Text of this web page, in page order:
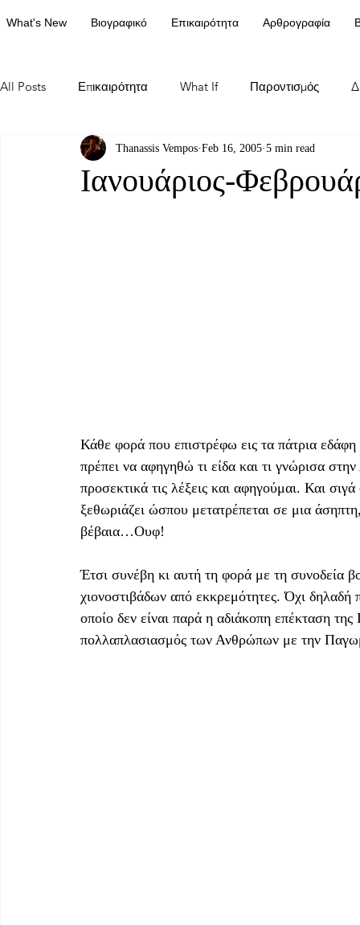
What's New Βιογραφικό Επικαιρότητα Αρθρογραφία
All Posts Επικαιρότητα What If Παροντισμός
Ιανουάριος-
Thanassis Vempos Feb 16, 2005 5 min read
Κάθε φορά που επιστρέφω εις τα πάτρια
πρέπει να αφηγηθώ τι είδα και τι γνώρισα
προσεκτικά τις λέξεις και αφηγούμαι. Και
ξεθωριάζει ώσπου μετατρέπεται σε μια
βέβαια…Ουφ!
Έτσι συνέβη κι αυτή τη φορά με τη
χιονοστιβάδων από εκκρεμότητες. Όχι δηλαδή
οποίο δεν είναι παρά η αδιάκοπη επέκταση
πολλαπλασιασμός των Ανθρώπων με την